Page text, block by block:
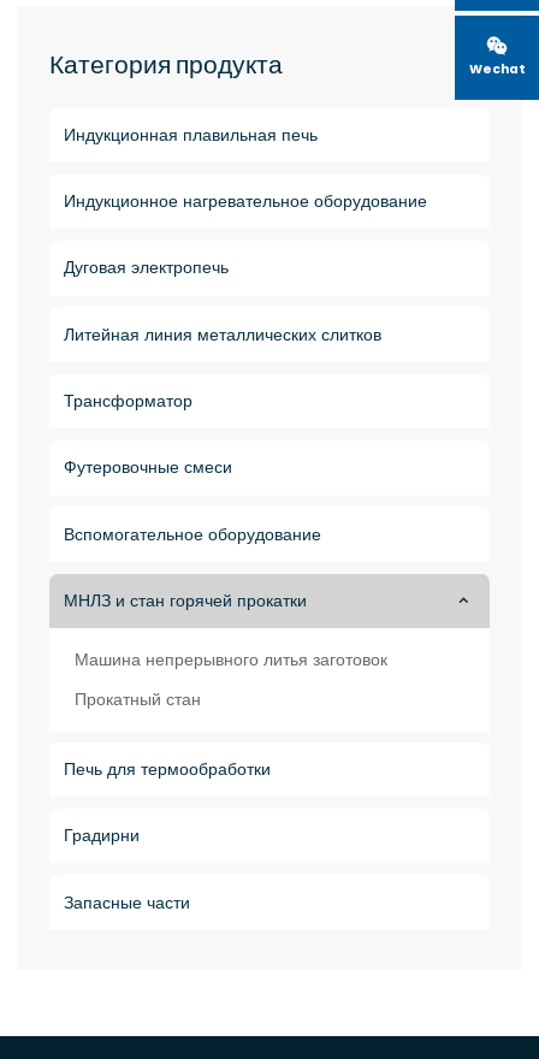

Wechat
Категория продукта
Индукционная плавильная печь
Индукционное нагревательное оборудование
Дуговая электропечь
Литейная линия металлических слитков
Трансформатор
Футеровочные смеси
Вспомогательное оборудование
МНЛЗ и стан горячей прокатки 
Машина непрерывного литья заготовок
Прокатный стан
Печь для термообработки
Градирни
Запасные части